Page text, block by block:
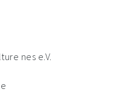
nes e.V.